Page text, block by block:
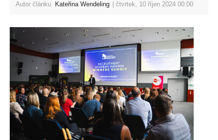
Autor článku Kateřina Wendeling čtvrtek, 10 říjen 2024 00:00